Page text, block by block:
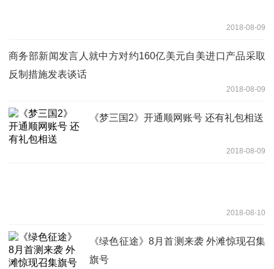
2018-08-09
商务部新闻发言人就中方对约160亿美元自美进口产品采取
反制措施发表谈话
2018-08-09
《梦三国2》开通顺网账号 还有礼包相送
2018-08-09
2018-08-10
《绿色征途》8月首测来袭 外滩惊现召集
旗号